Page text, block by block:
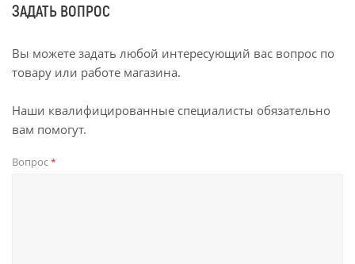
ЗАДАТЬ ВОПРОС
Вы можете задать любой интересующий вас вопрос по
товару или работе магазина.
Наши квалифицированные специалисты обязательно
вам помогут.
Вопрос*